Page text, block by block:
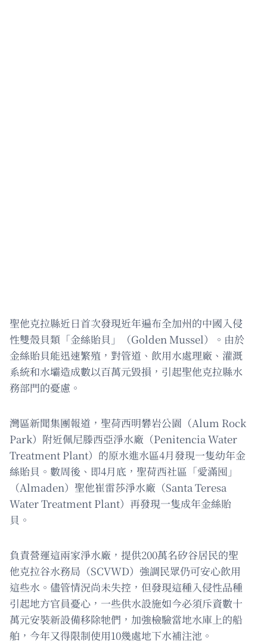
聖他克拉縣近日首次發現近年遍布全加州的中國入侵
性雙殼貝類「金絲貽貝」（Golden Mussel）。由於
金絲貽貝能迅速繁殖，對管道、飲用水處理廠、灌溉
系統和水壩造成數以百萬元毀損，引起聖他克拉縣水
務部門的憂慮。
灣區新聞集團報道，聖荷西明礬岩公園（Alum Rock
Park）附近佩尼滕西亞淨水廠（Penitencia Water
Treatment Plant）的原水進水區4月發現一隻幼年金
絲貽貝。數周後、即4月底，聖荷西社區「愛滿囤」
（Almaden）聖他崔雷莎淨水廠（Santa Teresa
Water Treatment Plant）再發現一隻成年金絲貽
貝。
負責營運這兩家淨水廠，提供200萬名矽谷居民的聖
他克拉谷水務局（SCVWD）強調民眾仍可安心飲用
這些水。儘管情況尚未失控，但發現這種入侵性品種
引起地方官員憂心，一些供水設施如今必須斥資數十
萬元安裝新設備移除牠們，加強檢驗當地水庫上的船
舶，今年又得限制使用10幾處地下水補注池。